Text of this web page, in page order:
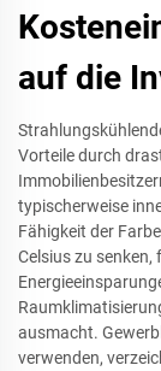
auf die
Vorteile durch
typischerweise
Fähigkeit der
Celsius zu
ausmacht.
verwenden,